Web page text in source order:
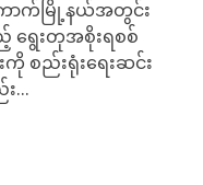
ောက်မြို့နယ်အတွင်း
ရွေးတုအစိုးရစစ်
စည်းရုံးရေးဆင်း
...